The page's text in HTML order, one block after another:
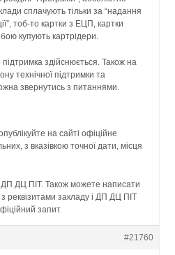
сплачують тільки за “надання
тоб-то картки з ЕЦП, картки
купують картрідери.
здійснюється. Також на
технічної підтримки та
звернутись з питаннями.
на сайті офіційне
з вказівкою точної дати, місця
ДЦ ПІТ. Також можете написати
реквізитами закладу і ДП ДЦ ПІТ
запит.
#21760